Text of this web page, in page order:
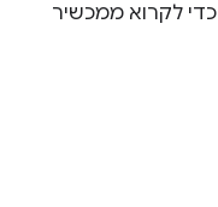
כדי לקרוא ממכשיר